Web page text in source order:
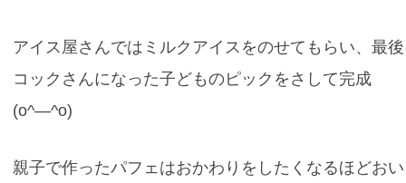
アイス屋さんではミルクアイスをのせてもらい、最
コックさんになった子どものピックをさして完成
(o^―^o)
親子で作ったパフェはおかわりをしたくなるほどお